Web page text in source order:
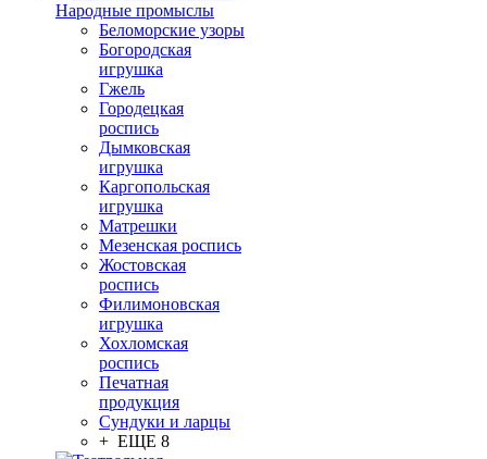
Народные промыслы
Беломорские узоры
Богородская
игрушка
Гжель
Городецкая
роспись
Дымковская
игрушка
Каргопольская
игрушка
Матрешки
Мезенская роспись
Жостовская
роспись
Филимоновская
игрушка
Хохломская
роспись
Печатная
продукция
Сундуки и ларцы
+ ЕЩЕ 8